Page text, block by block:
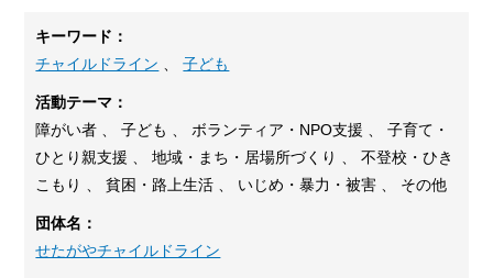
キーワード：
チャイルドライン 、子ども
活動テーマ：
障がい者 、 子ども 、 ボランティア・NPO支援 、 子育て・
ひとり親支援 、 地域・まち・居場所づくり 、 不登校・ひき
こもり 、 貧困・路上生活 、 いじめ・暴力・被害 、 その他
団体名：
せたがやチャイルドライン